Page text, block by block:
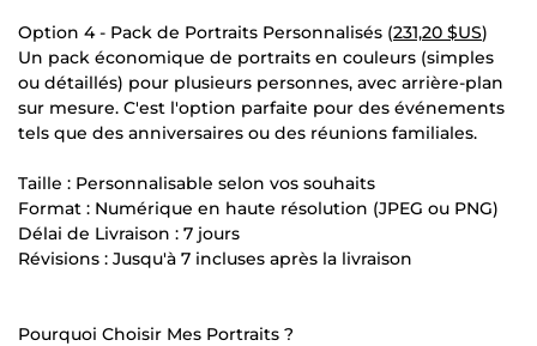
Option 4 - Pack de Portraits Personnalisés (231,20 $US)
Un pack économique de portraits en couleurs (simples
ou détaillés) pour plusieurs personnes, avec arrière-plan
sur mesure. C'est l'option parfaite pour des événements
tels que des anniversaires ou des réunions familiales.
Taille : Personnalisable selon vos souhaits
Format : Numérique en haute résolution (JPEG ou PNG)
Délai de Livraison : 7 jours
Révisions : Jusqu'à 7 incluses après la livraison
Pourquoi Choisir Mes Portraits ?